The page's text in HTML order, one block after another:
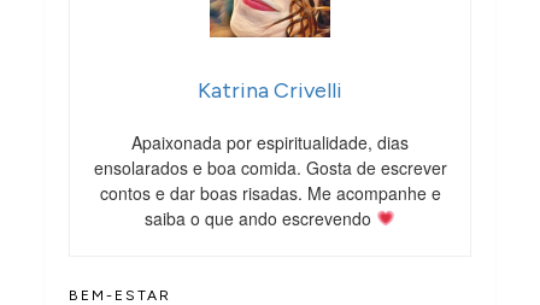
Katrina Crivelli
Apaixonada por espiritualidade, dias
ensolarados e boa comida. Gosta de escrever
contos e dar boas risadas. Me acompanhe e
saiba o que ando escrevendo
BEM-ESTAR